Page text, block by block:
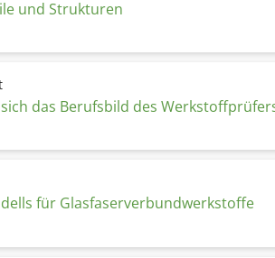
und Strukturen
das Berufsbild des
für Glasfaserverbundwerkstoffe